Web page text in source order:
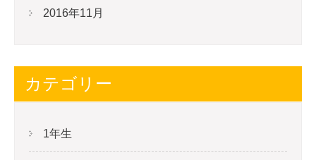
2016年11月
カテゴリー
1年生